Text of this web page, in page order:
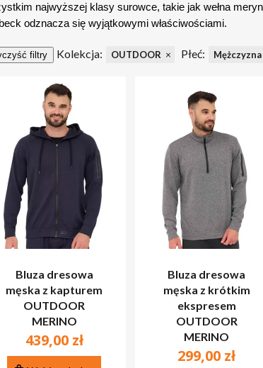
najwyższej klasy surowce, takie jak wełna
odznacza się wyjątkowymi właściwościami.
filtry Kolekcja: OUTDOOR Płeć: Mężczyzna
Bluza dresowa
męska z kapturem
OUTDOOR
MERINO
439,00 zł
Bluza dresowa
męska z krótkim
ekspresem
OUTDOOR
MERINO
299,00 zł